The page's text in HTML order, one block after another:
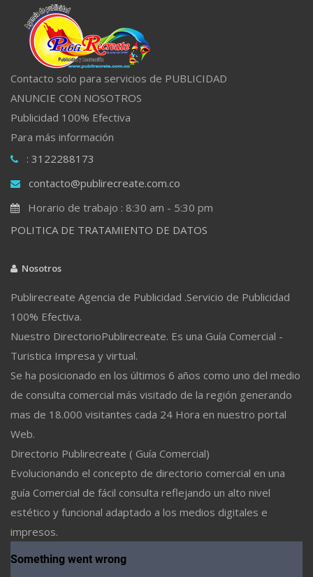
Contacto solo para servicios de PUBLICIDAD
ANUNCIE CON NOSOTROS
Publicidad 100% Efectiva
Para más información
: 3122288173
contacto@publirecreate.com.co
Horario de trabajo : 8:30 am - 5:30 pm
POLITICA DE TRATAMIENTO DE DATOS
Nosotros
Publirecreate Agencia de Publicidad .Servicio de Publicidad
100% Efectiva.
Nuestro DirectorioPublirecreate. Es una Guía Comercial -
Turistica Impresa y virtual.
Se ha posicionado en los últimos 6 años como uno del medio
de consulta comercial más visitado de la región generando
mas de 18.000 visitantes cada 24 Hora en nuestro portal
Web.
Directorio Publirecreate ( Guía Comercial)
Evolucionando el concepto de directorio comercial en una
guía Comercial de fácil consulta reflejando un alto nivel
estético y funcional adaptado a los medios digitales e
impresos.